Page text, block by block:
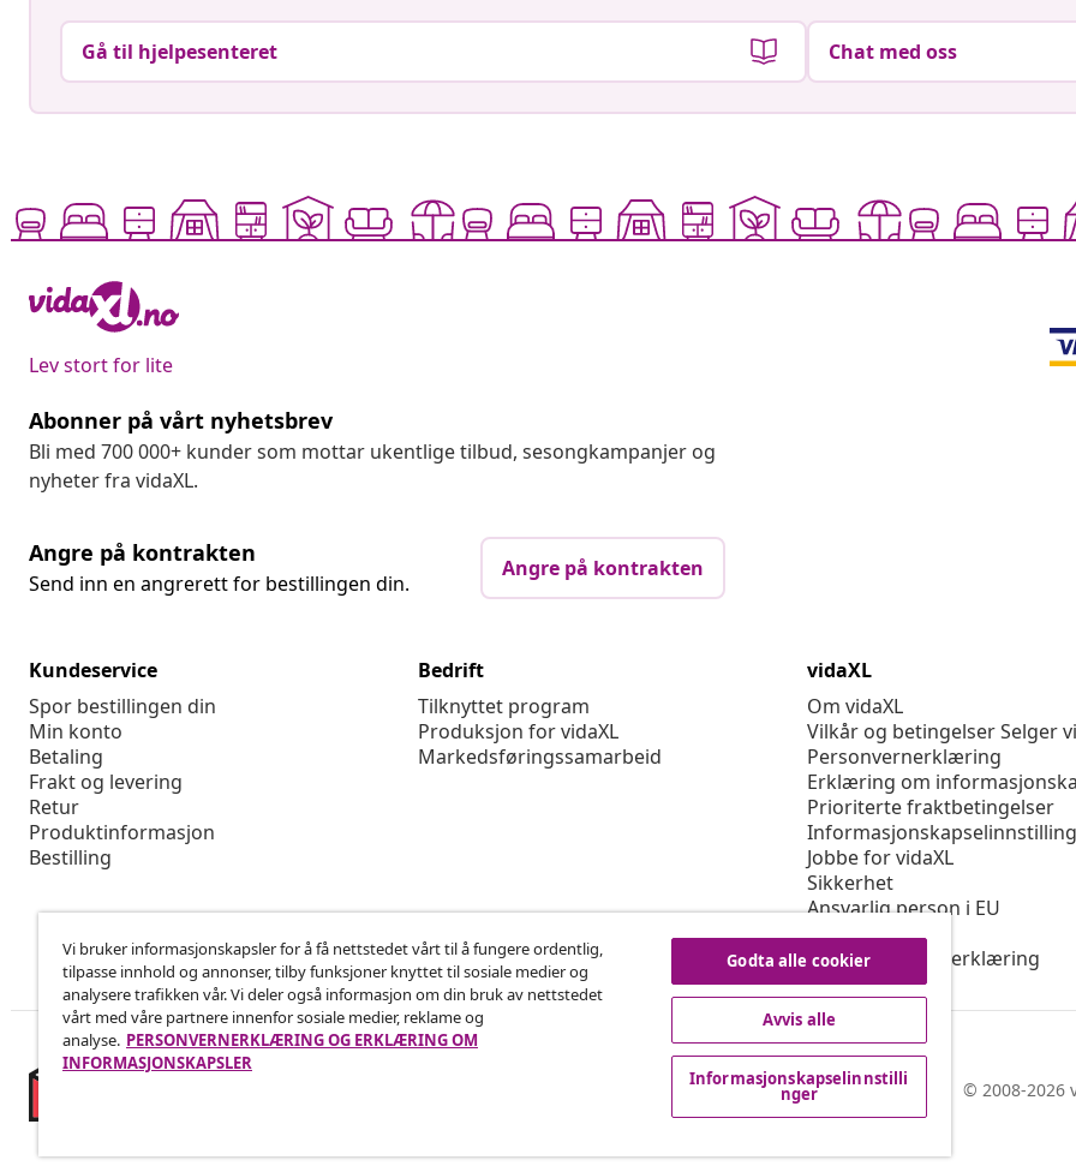
Gå til hjelpesenteret Chat med oss
Lev stort for lite
Abonner på vårt nyhetsbrev
Bli med 700 000+ kunder som mottar ukentlige tilbud, sesongkampanjer og
nyheter fra vidaXL.
Angre på kontrakten
Send inn en angrerett for bestillingen din.
Angre på kontrakten
Kundeservice
Spor bestillingen din
Min konto
Betaling
Frakt og levering
Retur
Produktinformasjon
Bestilling
Bedrift
Tilknyttet program
Produksjon for vidaXL
Markedsføringssamarbeid
vidaXL
Om vidaXL
Vilkår og betingelser Selger
Personvernerklæring
Erklæring om
Prioriterte fraktbetingelser
Jobbe for vidaXL
Sikkerhet
Ansvarlig person i EU
Politikken EPR
Tilgjengelighetserklæring
© 2008-2026
Vi bruker informasjonskapsler for å få nettstedet vårt til å fungere ordentlig,
tilpasse innhold og annonser, tilby funksjoner knyttet til sosiale medier og
analysere trafikken vår. Vi deler også informasjon om din bruk av nettstedet
vårt med våre partnere innenfor sosiale medier, reklame og
analyse. PERSONVERNERKLÆRING OG ERKLÆRING OM
INFORMASJONSKAPSLER
Godta alle cookier
Avvis alle
Informasjonskapselinnstilli
nger